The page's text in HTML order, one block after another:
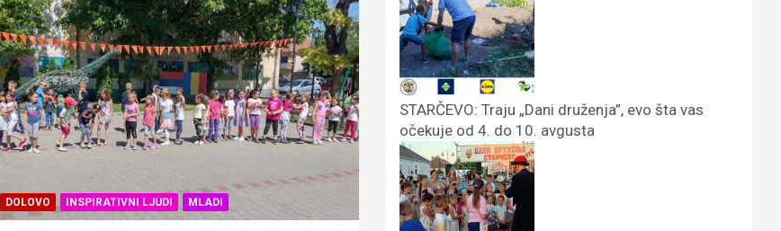
DOLOVO INSPIRATIVNI LJUDI MLADI
STARČEVO: Traju „Dani druženja”, evo šta vas
očekuje od 4. do 10. avgusta